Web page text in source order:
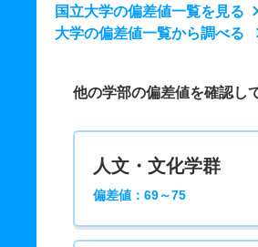
国立大学の偏差値一覧を見る
大学の偏差値一覧から調べる
他の学部の偏差値を確認し
人文・文化学群
偏差値：69～75